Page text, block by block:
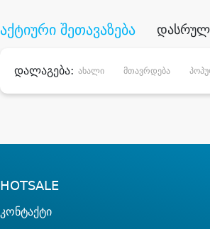
აქტიური შეთავაზება
დალაგება: ახალი მთავრდება
HOTSALE
კონტაქტი